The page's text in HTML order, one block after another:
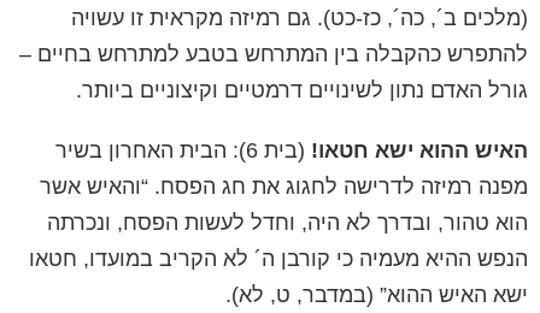
(מלכים ב´, כה´, כז-כט). גם רמיזה מקראית זו עשויה
להתפרש כהקבלה בין המתרחש בטבע למתרחש בחיים –
גורל האדם נתון לשינויים דרמטיים וקיצוניים ביותר.
האיש ההוא ישא חטאו!
(בית 6): הבית האחרון בשיר
מפנה רמיזה לדרישה לחגוג את חג הפסח. “והאיש אשר
הוא טהור, ובדרך לא היה, וחדל לעשות הפסח, ונכרתה
הנפש ההיא מעמיה כי קורבן ה´ לא הקריב במועדו, חטאו
ישא האיש ההוא” (במדבר, ט, לא).